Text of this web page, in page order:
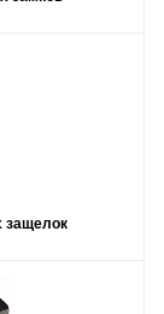
защелок